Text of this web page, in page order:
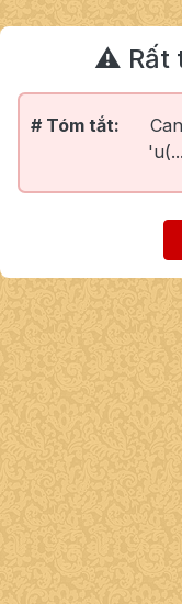
⚠️ Rất
# Tóm tắt: